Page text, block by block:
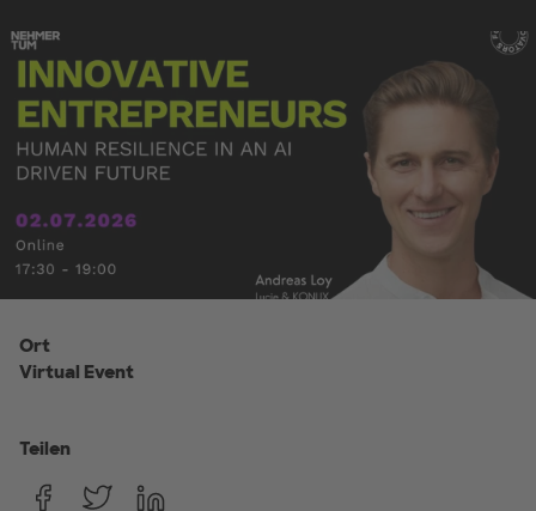
Ort
Virtual Event
Teilen